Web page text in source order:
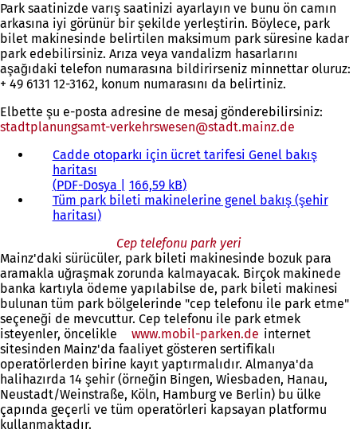
Park saatinizde varış saatinizi ayarlayın ve bunu ön camın
arkasına iyi görünür bir şekilde yerleştirin. Böylece, park
bilet makinesinde belirtilen maksimum park süresine kadar
park edebilirsiniz. Arıza veya vandalizm hasarlarını
aşağıdaki telefon numarasına bildirirseniz minnettar oluruz:
+ 49 6131 12-3162, konum numarasını da belirtiniz.
Elbette şu e-posta adresine de mesaj gönderebilirsiniz:
stadtplanungsamt-verkehrswesen
stadt.mainz de
Cadde otoparkı için ücret tarifesi Genel bakış
haritası
PDF-Dosya
166,59 kB
Tüm park bileti makinelerine genel bakış (şehir
haritası)
Cep telefonu park yeri
Mainz'daki sürücüler, park bileti makinesinde bozuk para
aramakla uğraşmak zorunda kalmayacak. Birçok makinede
banka kartıyla ödeme yapılabilse de, park bileti makinesi
bulunan tüm park bölgelerinde "cep telefonu ile park etme"
seçeneği de mevcuttur. Cep telefonu ile park etmek
isteyenler, öncelikle
www.mobil-parken.de (Yeni
bir
sekmede
açılır)
internet
sitesinden Mainz'da faaliyet gösteren sertifikalı
operatörlerden birine kayıt yaptırmalıdır. Almanya'da
halihazırda 14 şehir (örneğin Bingen, Wiesbaden, Hanau,
Neustadt/Weinstraße, Köln, Hamburg ve Berlin) bu ülke
çapında geçerli ve tüm operatörleri kapsayan platformu
kullanmaktadır.